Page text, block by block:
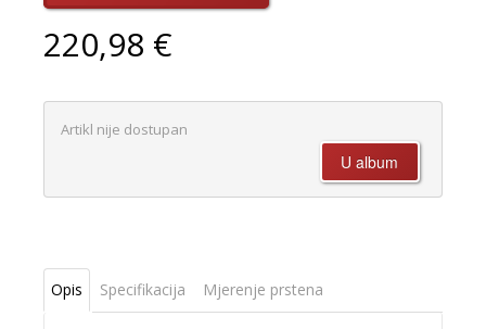
220,98 €
Artikl nije dostupan
Opis Specifikacija Mjerenje prstena